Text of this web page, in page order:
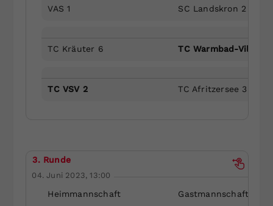
VAS 1 SC Landskron 2
TC Kräuter 6 TC Warmbad-Villach
TC VSV 2 TC Afritzersee 3
3. Runde
04. Juni 2023, 13:00
Heimmannschaft Gastmannschaft